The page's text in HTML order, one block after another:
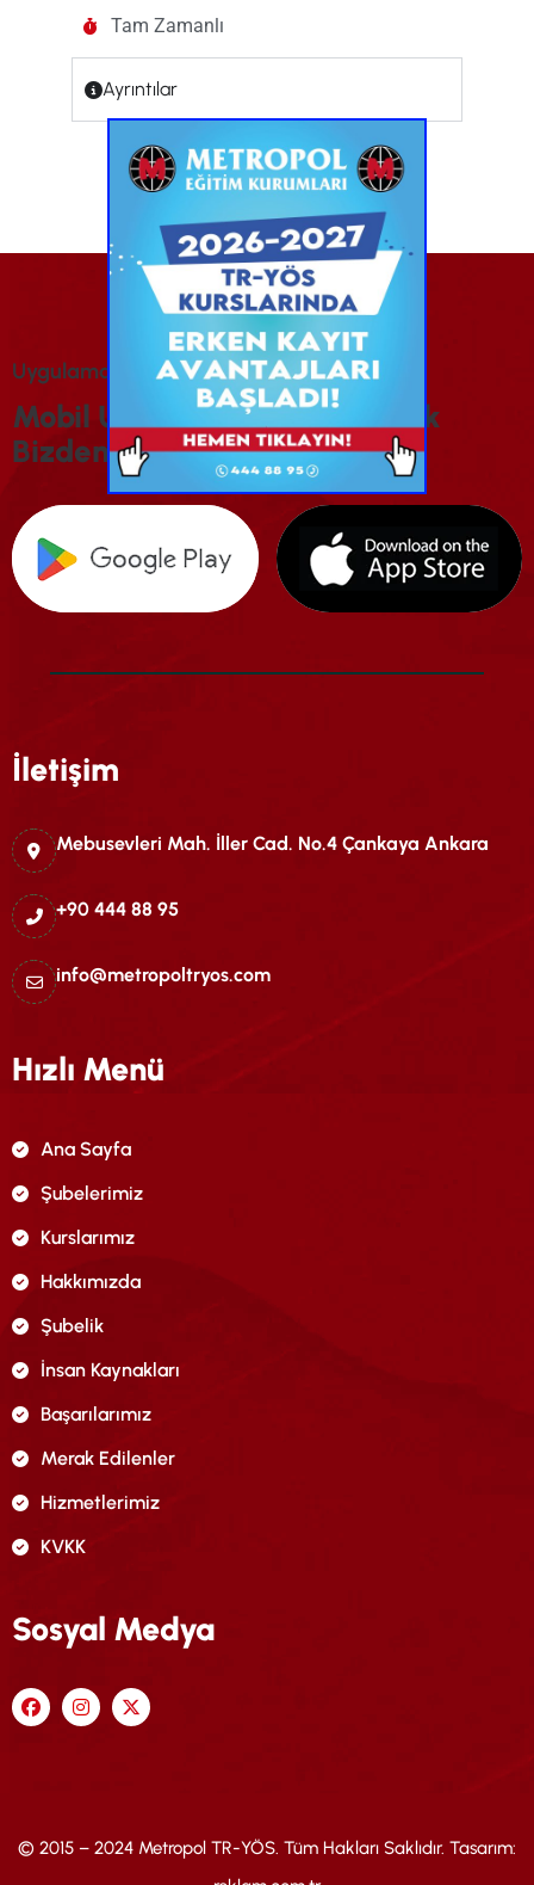
Tam Zamanlı
Ayrıntılar
UYGULAMA İNDIRIN
MOBIL UYGULAMAMIZIINDIREREK
BIZDEN HABERDAROLUN
İletişim
Mebusevleri Mah. İller Cad. No.4 Çankaya Ankara
+90 444 88 95
info@metropoltryos.com
Hızlı Menü
Ana Sayfa
Şubelerimiz
Kurslarımız
Hakkımızda
Şubelik
İnsan Kaynakları
Başarılarımız
Merak Edilenler
Hizmetlerimiz
KVKK
Sosyal Medya
© 2015 – 2024 Metropol TR-YÖS. Tüm Hakları Saklıdır. Tasarım: